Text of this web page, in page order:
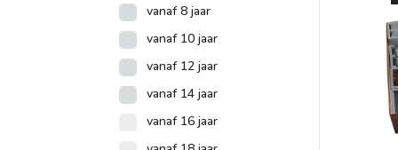
vanaf 8 jaar
vanaf 10 jaar
vanaf 12 jaar
vanaf 14 jaar
vanaf 16 jaar